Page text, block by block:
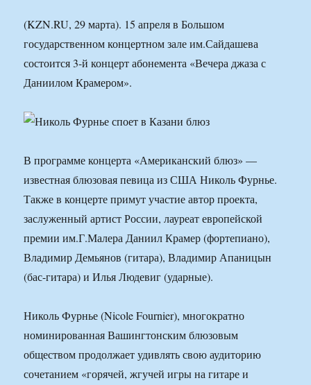
(KZN.RU, 29 марта). 15 апреля в Большом
государственном концертном зале им.Сайдашева
состоится 3-й концерт абонемента «Вечера джаза с
Даниилом Крамером».
В программе концерта «Американский блюз» —
известная блюзовая певица из США Николь Фурнье.
Также в концерте примут участие автор проекта,
заслуженный артист России, лауреат европейской
премии им.Г.Малера Даниил Крамер (фортепиано),
Владимир Демьянов (гитара), Владимир Апаницын
(бас-гитара) и Илья Людевиг (ударные).
Николь Фурнье (Nicole Fournier), многократно
номинированная Вашингтонским блюзовым
обществом продолжает удивлять свою аудиторию
сочетанием «горячей, жгучей игры на гитаре и